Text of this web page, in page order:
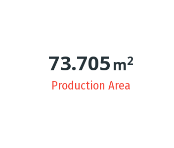
74.659m2
Production Area